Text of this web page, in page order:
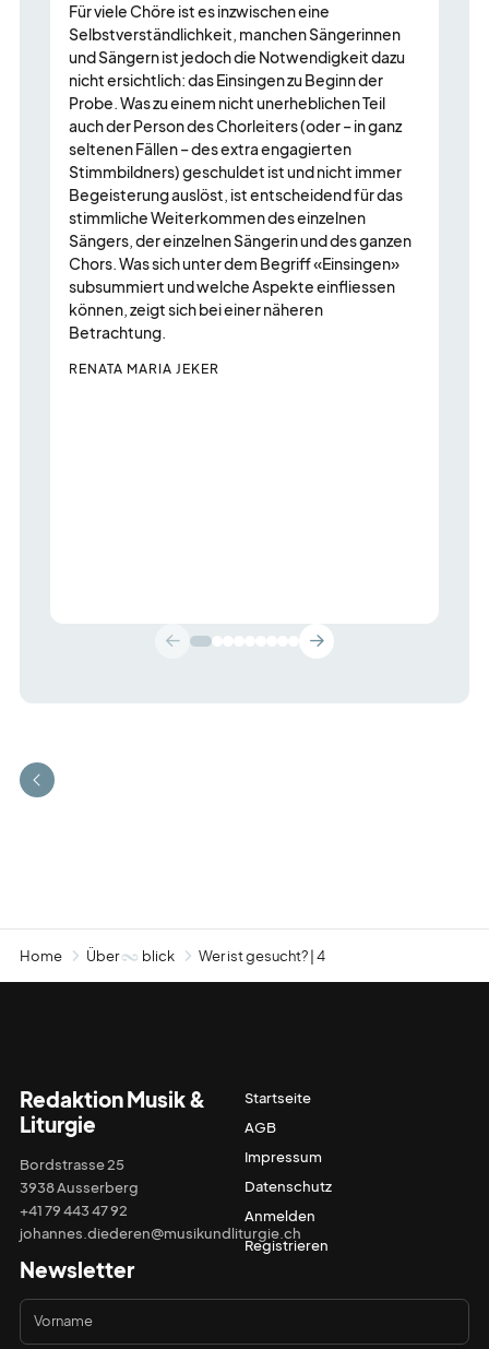
mit
mehreren
Einträgen.
Zum
Navigieren
Pfeil-
Tasten
verwenden.
Für viele Chöre ist es inzwischen eine
Selbstverständlichkeit, manchen Sängerinnen
und Sängern ist jedoch die Notwendigkeit dazu
nicht ersichtlich: das Einsingen zu Beginn der
Probe. Was zu einem nicht unerheblichen Teil
auch der Person des Chorleiters (oder – in ganz
seltenen Fällen – des extra engagierten
Stimmbildners) geschuldet ist und nicht immer
Begeisterung auslöst, ist entscheidend für das
stimmliche Weiterkommen des einzelnen
Sängers, der einzelnen Sängerin und des ganzen
Chors. Was sich unter dem Begriff «Einsingen»
subsummiert und welche Aspekte einfliessen
können, zeigt sich bei einer näheren
Betrachtung.
RENATA MARIA JEKER
Home Über blick Wer ist gesucht? | 4
Redaktion Musik &
Liturgie
Bordstrasse 25
3938 Ausserberg
+41 79 443 47 92
johannes.diederen@musikundliturgie.ch
Startseite
AGB
Impressum
Datenschutz
Anmelden
Registrieren
Newsletter